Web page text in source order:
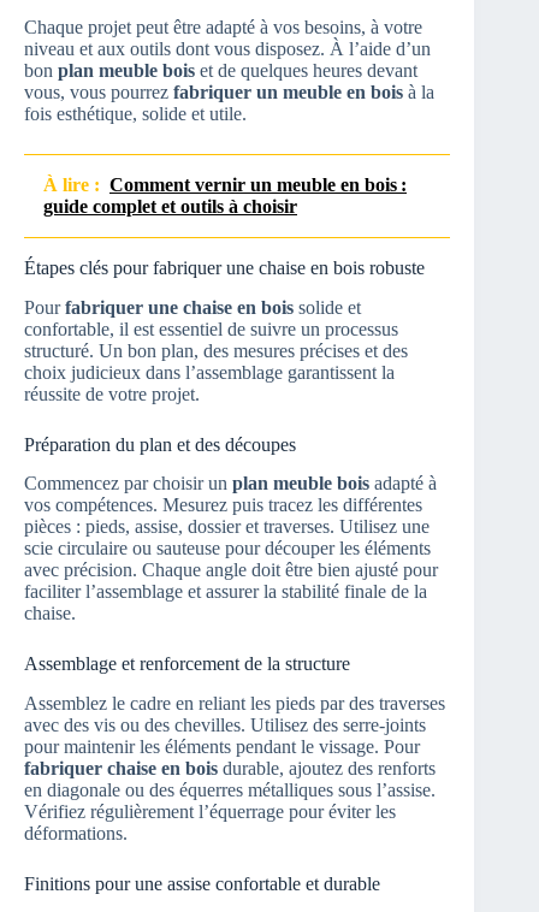
Chaque projet peut être adapté à vos besoins, à votre
niveau et aux outils dont vous disposez. À l’aide d’un
bon plan meuble bois et de quelques heures devant
vous, vous pourrez fabriquer un meuble en bois à la
fois esthétique, solide et utile.
À lire : Comment vernir un meuble en bois :
guide complet et outils à choisir
Étapes clés pour fabriquer une chaise en bois robuste
Pourfabriquer une chaise en bois solide et
confortable, il est essentiel de suivre un processus
structuré. Un bon plan, des mesures précises et des
choix judicieux dans l’assemblage garantissent la
réussite de votre projet.
Préparation du plan et des découpes
Commencez par choisir un plan meuble bois adapté à
vos compétences. Mesurez puis tracez les différentes
pièces : pieds, assise, dossier et traverses. Utilisez une
scie circulaire ou sauteuse pour découper les éléments
avec précision. Chaque angle doit être bien ajusté pour
faciliter l’assemblage et assurer la stabilité finale de la
chaise.
Assemblage et renforcement de la structure
Assemblez le cadre en reliant les pieds par des traverses
avec des vis ou des chevilles. Utilisez des serre-joints
pour maintenir les éléments pendant le vissage. Pour
fabriquer chaise en bois durable, ajoutez des renforts
en diagonale ou des équerres métalliques sous l’assise.
Vérifiez régulièrement l’équerrage pour éviter les
déformations.
Finitions pour une assise confortable et durable